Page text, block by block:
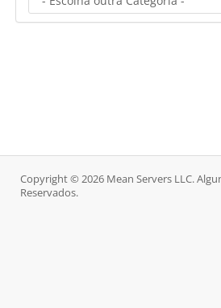
Copyright © 2026 Mean Servers LLC.
Reservados.